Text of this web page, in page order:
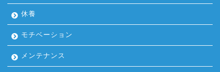
休養
モチベーション
メンテナンス